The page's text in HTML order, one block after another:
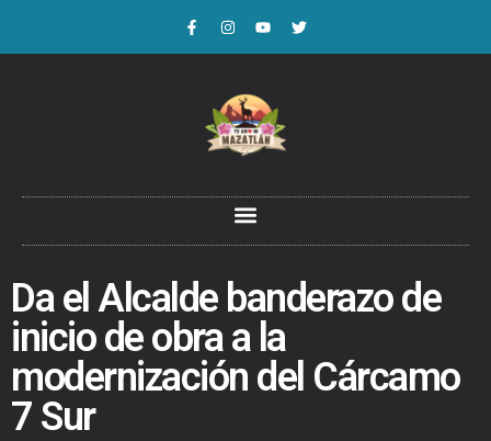
Da el Alcalde banderazo de
inicio de obra a la
modernización del Cárcamo
7 Sur